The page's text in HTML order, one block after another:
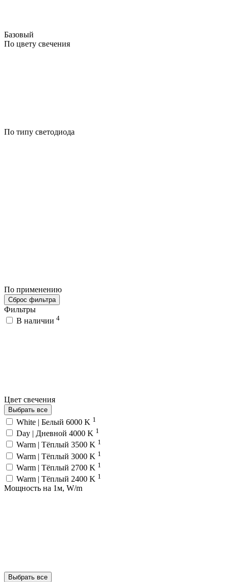
Базовый
По цвету свечения
По типу светодиода
По применению
Сброс фильтра
Фильтры
В наличии 4
Цвет свечения
Выбрать все
White | Белый 6000 K 1
Day | Дневной 4000 K 1
Warm | Тёплый 3500 K 1
Warm | Тёплый 3000 K 1
Warm | Тёплый 2700 K 1
Warm | Тёплый 2400 K 1
Мощность на 1м, W/m
Выбрать все